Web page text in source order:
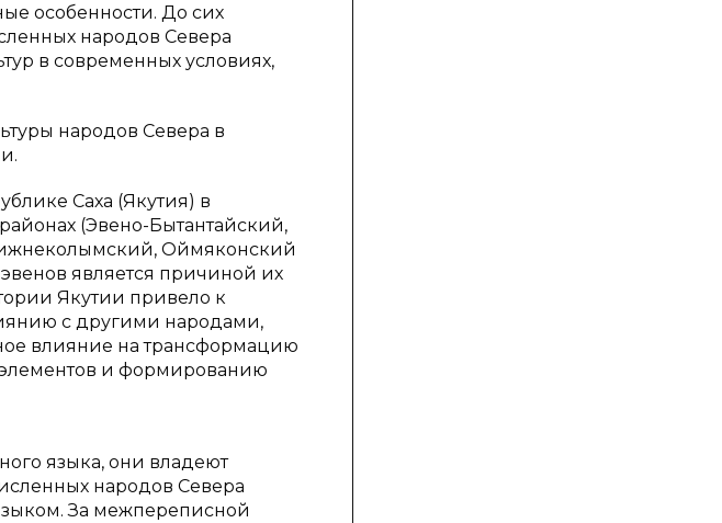
особенности. До сих
народов Севера
в современных условиях,
народов Севера в
Саха (Якутия) в
(Эвено-Бытантайский,
Оймяконский
эвенов является причиной их
Якутии привело к
с другими народами,
влияние на трансформацию
элементов и формированию
языка, они владеют
народов Севера
За межпереписной